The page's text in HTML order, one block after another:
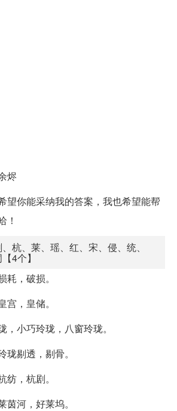
烬
望你能采纳我的答案，我也希望能帮
！
杭、莱、瑶、红、宋、侵、统、
4个】
，破损。
，皇储。
小巧玲珑，八窗玲珑。
剔透，剔骨。
，杭剧。
河，好莱坞。